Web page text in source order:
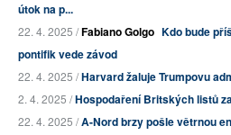
útok na p...
22. 4. 2025 /Fabiano Golgo Kdo bude
pontifik vede závod
22. 4. 2025 /Harvard žaluje Trumpovu
2. 4. 2025 /Hospodaření Britských listů
22. 4. 2025 /A-Nord brzy pošle větrnou